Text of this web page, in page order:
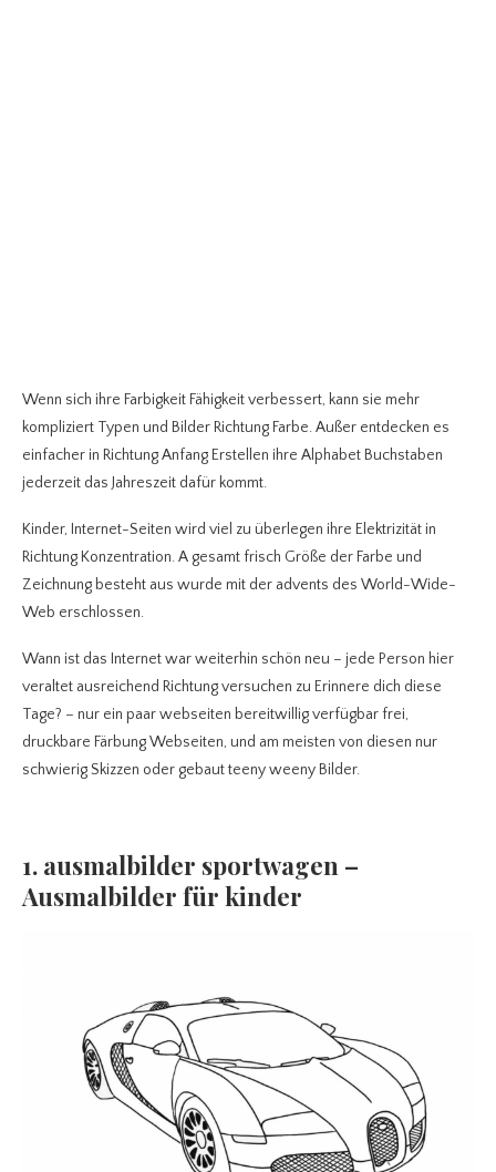
Wenn sich ihre Farbigkeit Fähigkeit verbessert, kann sie mehr
kompliziert Typen und Bilder Richtung Farbe. Außer entdecken es
einfacher in Richtung Anfang Erstellen ihre Alphabet Buchstaben
jederzeit das Jahreszeit dafür kommt.
Kinder, Internet-Seiten wird viel zu überlegen ihre Elektrizität in
Richtung Konzentration. A gesamt frisch Größe der Farbe und
Zeichnung besteht aus wurde mit der advents des World-Wide-
Web erschlossen.
Wann ist das Internet war weiterhin schön neu – jede Person hier
veraltet ausreichend Richtung versuchen zu Erinnere dich diese
Tage? – nur ein paar webseiten bereitwillig verfügbar frei,
druckbare Färbung Webseiten, und am meisten von diesen nur
schwierig Skizzen oder gebaut teeny weeny Bilder.
1. ausmalbilder sportwagen –
Ausmalbilder für kinder